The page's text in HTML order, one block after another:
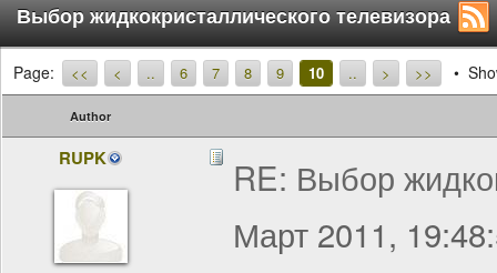
Выбор жидкокристаллического телевизора
Page: << < .. 6 7 8 9 10 .. > >>
Author
RUPK
RE: Выбор
Март 2011,